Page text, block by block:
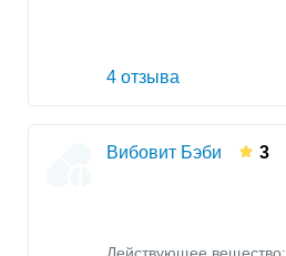
4 отзыва
Вибовит Бэби 3